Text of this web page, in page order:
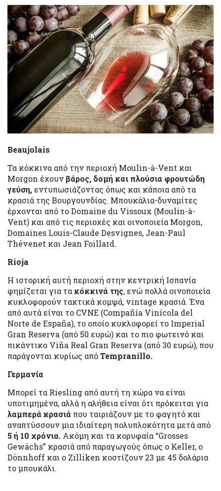
Beaujolais
Τα κόκκινα από την περιοχή Moulin-à-Vent και
Morgon έχουν βάρος, δομή και πλούσια φρουτώδη
γεύση, εντυπωσιάζοντας όπως και κάποια από τα
κρασιά της Βουργουνδίας. Μπουκάλια-δυναμίτες
έρχονται από το Domaine du Vissoux (Moulin-à-
Vent) και από τις περιοχές και οινοποιεία Morgon,
Domaines Louis-Claude Desvignes, Jean-Paul
Thévenet και Jean Foillard.
Rioja
Η ιστορική αυτή περιοχή στην κεντρική Ισπανία
φημίζεται για τα κόκκινά της, ενώ πολλά οινοποιεία
κυκλοφορούν τακτικά κομψά, vintage κρασιά. Ένα
από αυτά είναι το CVNE (Compañía Vinícola del
Norte de España), το οποίο κυκλοφορεί το Imperial
Gran Reserva (από 50 ευρώ) και το πιο φωτεινό και
πικάντικο Viña Real Gran Reserva (από 30 ευρώ), που
παράγονται κυρίως απόTempranillo.
Γερμανία
Μπορεί τα Riesling από αυτή τη χώρα να είναι
υποτιμημένα, αλλά η αλήθεια είναι ότι πρόκειται για
λαμπερά κρασιά που ταιριάζουν με το φαγητό και
αναπτύσσουν μια ιδιαίτερη πολυπλοκότητα μετά από
5 ή 10 χρόνια. Ακόμη και τα κορυφαία “Grosses
Gewächs” κρασιά από παραγωγούς όπως ο Keller, ο
Dönnhoff και ο Zilliken κοστίζουν 23 με 45 δολάρια
το μπουκάλι.